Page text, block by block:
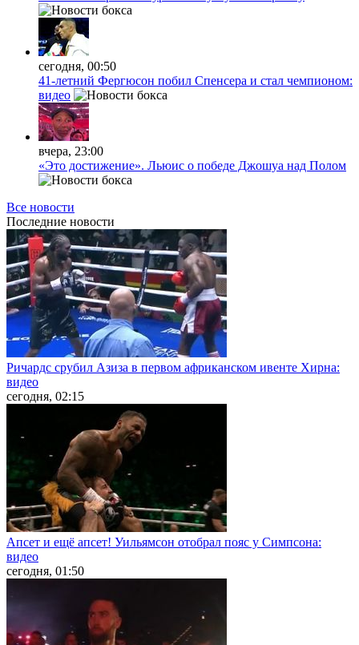
сегодня, 00:50
41-летний Фергюсон побил Спенсера и стал чемпионом:
видео
вчера, 23:00
«Это достижение». Льюис о победе Джошуа над Полом
Все новости
Последние новости
Ричардс срубил Азиза в первом африканском ивенте Хирна:
видео
сегодня, 02:15
Апсет и ещё апсет! Уильямсон отобрал пояс у Симпсона:
видео
сегодня, 01:50